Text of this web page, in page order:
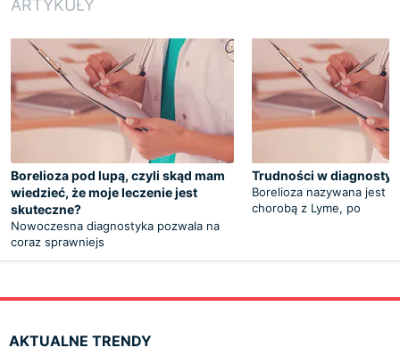
ARTYKUŁY
Borelioza pod lupą, czyli skąd mam
wiedzieć, że moje leczenie jest
skuteczne?
Nowoczesna diagnostyka pozwala na
coraz sprawniejs
Trudności w
Borelioza nazywana jest
chorobą z Lyme, po
AKTUALNE TRENDY